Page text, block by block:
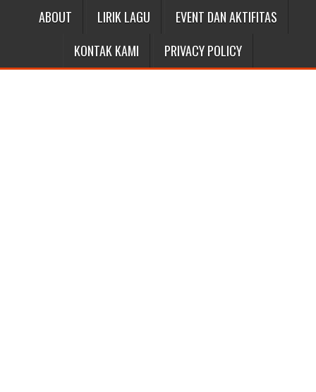
ABOUT LIRIK LAGU
EVENT DAN AKTIFITAS
KONTAK KAMI
PRIVACY POLICY